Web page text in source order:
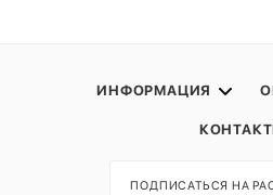
ИНФОРМАЦИЯ
ПОДПИСАТЬСЯ НА